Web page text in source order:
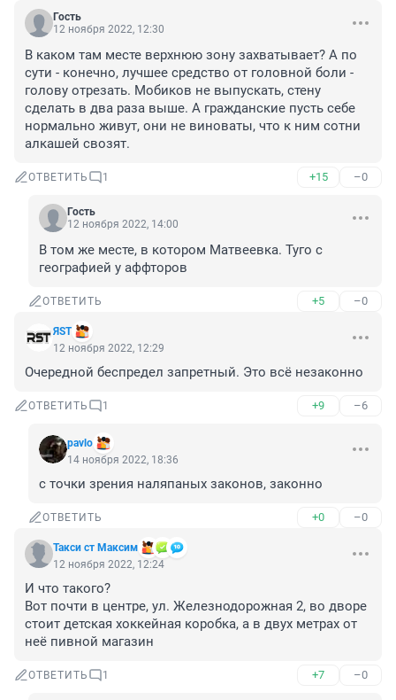
Гость
12 ноября 2022, 12:30
В каком там месте верхнюю зону захватывает? А по
сути - конечно, лучшее средство от головной боли -
голову отрезать. Мобиков не выпускать, стену
сделать в два раза выше. А гражданские пусть себе
нормально живут, они не виноваты, что к ним сотни
алкашей свозят.
ОТВЕТИТЬ 1 +15 –0
Гость
12 ноября 2022, 14:00
В том же месте, в котором Матвеевка. Туго с
географией у аффторов
ОТВЕТИТЬ +5 –0
ЯST
12 ноября 2022, 12:29
Очередной беспредел запретный. Это всё незаконно
ОТВЕТИТЬ 1 +9 –6
pavlo
14 ноября 2022, 18:36
с точки зрения наляпаных законов, законно
ОТВЕТИТЬ +0 –0
Такси ст Максим
12 ноября 2022, 12:24
И что такого?
Вот почти в центре, ул. Железнодорожная 2, во дворе
стоит детская хоккейная коробка, а в двух метрах от
неё пивной магазин
ОТВЕТИТЬ 1 +7 –0